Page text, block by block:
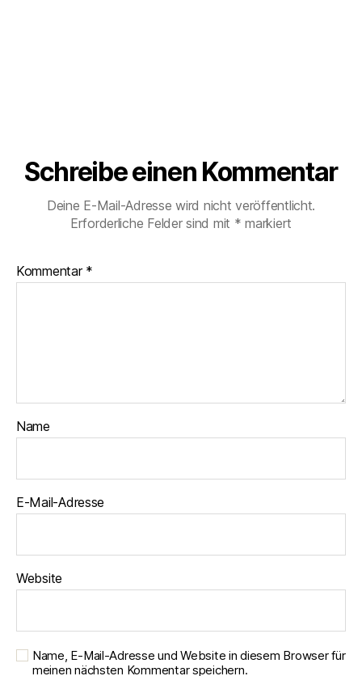
Schreibe einen Kommentar
Deine E-Mail-Adresse wird nicht veröffentlicht.
Erforderliche Felder sind mit * markiert
Kommentar *
Name
E-Mail-Adresse
Website
Name, E-Mail-Adresse und Website in diesem Browser für
meinen nächsten Kommentar speichern.